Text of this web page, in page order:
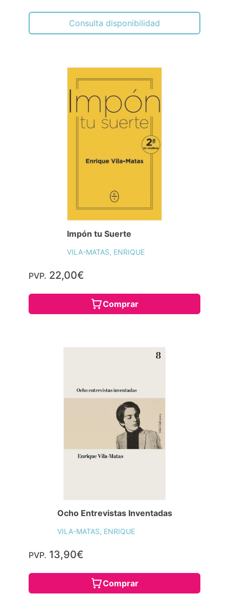
Consulta disponibilidad
Impón tu Suerte
VILA-MATAS, ENRIQUE
PVP. 22,00€
Comprar
Ocho Entrevistas Inventadas
VILA-MATAS, ENRIQUE
PVP. 13,90€
Comprar